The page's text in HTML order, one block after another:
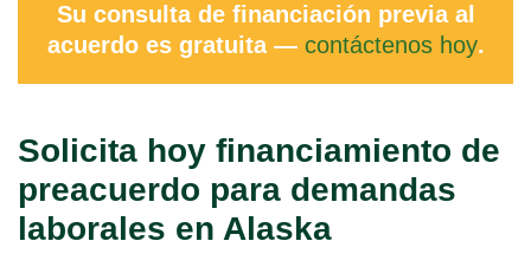
Su consulta de financiación previa al
acuerdo es gratuita — contáctenos hoy.
Solicita hoy financiamiento de
preacuerdo para demandas
laborales en Alaska